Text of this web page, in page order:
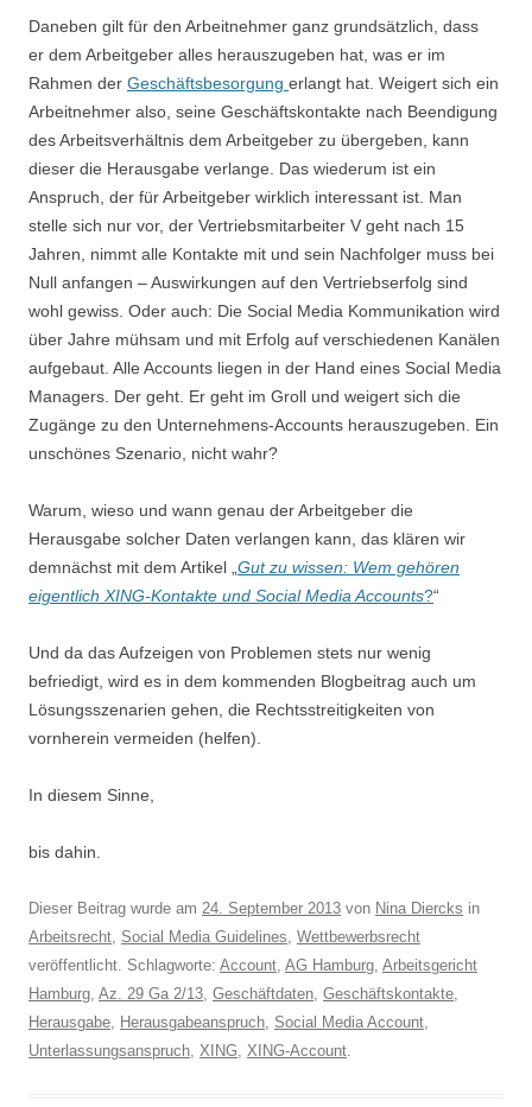
Daneben gilt für den Arbeitnehmer ganz grundsätzlich, dass
er dem Arbeitgeber alles herauszugeben hat, was er im
Rahmen der Geschäftsbesorgung erlangt hat. Weigert sich ein
Arbeitnehmer also, seine Geschäftskontakte nach Beendigung
des Arbeitsverhältnis dem Arbeitgeber zu übergeben, kann
dieser die Herausgabe verlange. Das wiederum ist ein
Anspruch, der für Arbeitgeber wirklich interessant ist. Man
stelle sich nur vor, der Vertriebsmitarbeiter V geht nach 15
Jahren, nimmt alle Kontakte mit und sein Nachfolger muss bei
Null anfangen – Auswirkungen auf den Vertriebserfolg sind
wohl gewiss. Oder auch: Die Social Media Kommunikation wird
über Jahre mühsam und mit Erfolg auf verschiedenen Kanälen
aufgebaut. Alle Accounts liegen in der Hand eines Social Media
Managers. Der geht. Er geht im Groll und weigert sich die
Zugänge zu den Unternehmens-Accounts herauszugeben. Ein
unschönes Szenario, nicht wahr?
Warum, wieso und wann genau der Arbeitgeber die
Herausgabe solcher Daten verlangen kann, das klären wir
demnächst mit dem Artikel „ Gut zu wissen: Wem gehören
eigentlich XING-Kontakte und Social Media Accounts?“
Und da das Aufzeigen von Problemen stets nur wenig
befriedigt, wird es in dem kommenden Blogbeitrag auch um
Lösungsszenarien gehen, die Rechtsstreitigkeiten von
vornherein vermeiden (helfen).
In diesem Sinne,
bis dahin.
Dieser Beitrag wurde am 24. September 2013 von Nina Diercks in
Arbeitsrecht, Social Media Guidelines, Wettbewerbsrecht
veröffentlicht. Schlagworte: Account, AG Hamburg, Arbeitsgericht
Hamburg, Az. 29 Ga 2/13, Geschäftdaten, Geschäftskontakte,
Herausgabe, Herausgabeanspruch, Social Media Account,
Unterlassungsanspruch, XING, XING-Account.